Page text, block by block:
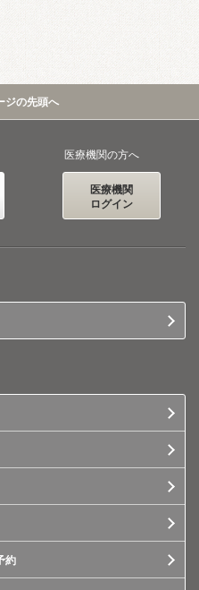
ジの先頭へ
医療機関の方へ
医療機関
ログイン
約